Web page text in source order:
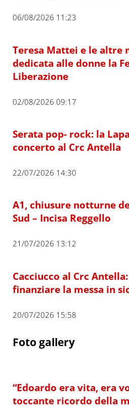
06/08/2026 11:23
Teresa Mattei e le altre
dedicata alle donne la
Liberazione
02/08/2026 09:17
Serata pop- rock: la
concerto al Crc Antella
22/07/2026 14:30
A1, chiusure notturne
Sud – Incisa Reggello
21/07/2026 13:12
Cacciucco al Crc
finanziare la messa in
20/07/2026 15:58
Foto gallery
“Edoardo era vita, era
toccante ricordo della